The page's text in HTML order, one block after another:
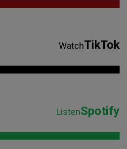
WatchTikTok
ListenSpotify